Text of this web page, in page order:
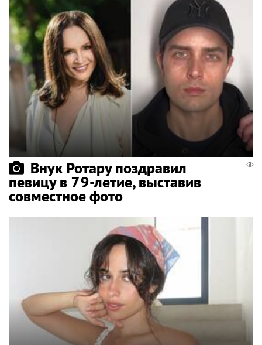
Внук Ротару поздравил
певицу в 79-летие, выставив
совместное фото